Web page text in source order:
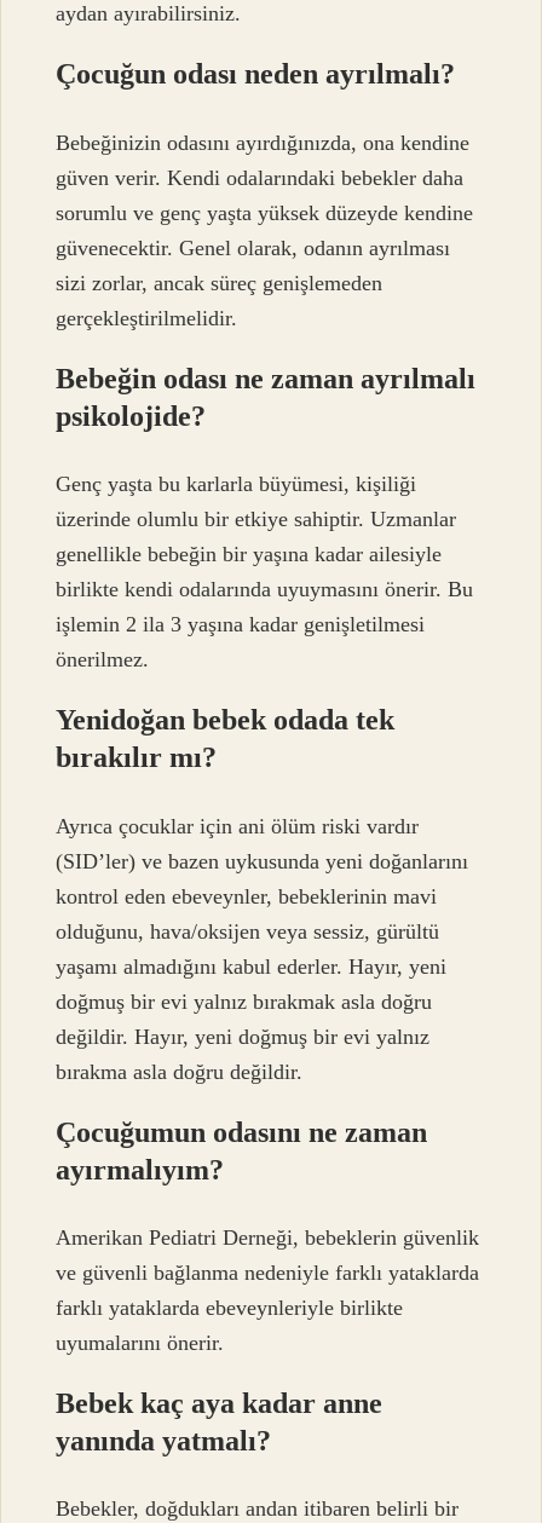
aydan ayırabilirsiniz.
Çocuğun odası neden ayrılmalı?
Bebeğinizin odasını ayırdığınızda, ona kendine
güven verir. Kendi odalarındaki bebekler daha
sorumlu ve genç yaşta yüksek düzeyde kendine
güvenecektir. Genel olarak, odanın ayrılması
sizi zorlar, ancak süreç genişlemeden
gerçekleştirilmelidir.
Bebeğin odası ne zaman ayrılmalı
psikolojide?
Genç yaşta bu karlarla büyümesi, kişiliği
üzerinde olumlu bir etkiye sahiptir. Uzmanlar
genellikle bebeğin bir yaşına kadar ailesiyle
birlikte kendi odalarında uyuymasını önerir. Bu
işlemin 2 ila 3 yaşına kadar genişletilmesi
önerilmez.
Yenidoğan bebek odada tek
bırakılır mı?
Ayrıca çocuklar için ani ölüm riski vardır
(SID’ler) ve bazen uykusunda yeni doğanlarını
kontrol eden ebeveynler, bebeklerinin mavi
olduğunu, hava/oksijen veya sessiz, gürültü
yaşamı almadığını kabul ederler. Hayır, yeni
doğmuş bir evi yalnız bırakmak asla doğru
değildir. Hayır, yeni doğmuş bir evi yalnız
bırakma asla doğru değildir.
Çocuğumun odasını ne zaman
ayırmalıyım?
Amerikan Pediatri Derneği, bebeklerin güvenlik
ve güvenli bağlanma nedeniyle farklı yataklarda
farklı yataklarda ebeveynleriyle birlikte
uyumalarını önerir.
Bebek kaç aya kadar anne
yanında yatmalı?
Bebekler, doğdukları andan itibaren belirli bir